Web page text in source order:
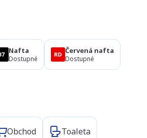
Nafta
Dostupné
Červená nafta
Dostupné
Obchod Toaleta